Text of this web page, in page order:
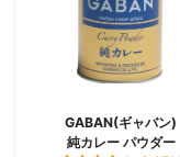
GABAN(ギャバン)
純カレー パウダー